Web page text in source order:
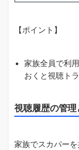
【ポイント】
家族全員で利
おくと視聴ト
視聴履歴の管
家族でスカパーを